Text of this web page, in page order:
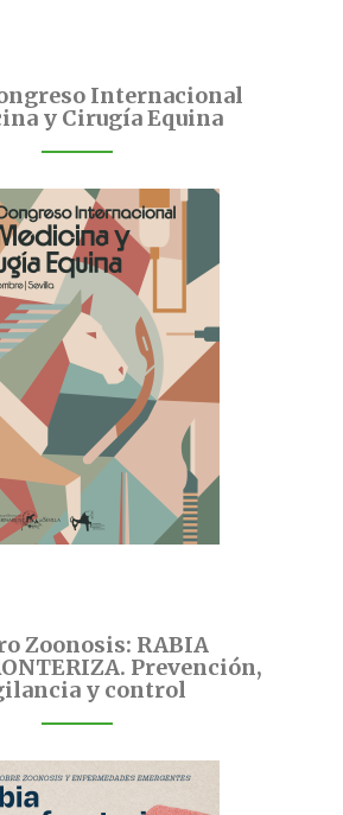
Internacional
y Cirugía Equina
Zoonosis: RABIA
Prevención,
y control